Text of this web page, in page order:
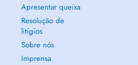
Apresentar queixa
Resolução de
litígios
Sobre nós
Imprensa